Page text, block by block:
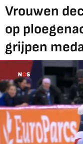
Vrouwen
op
grijpen